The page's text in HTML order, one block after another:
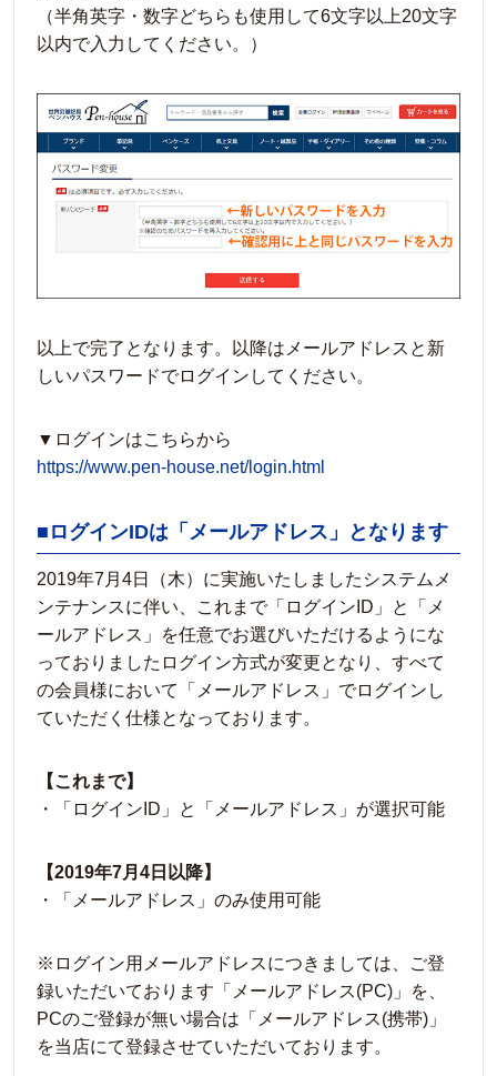
（半角英字・数字どちらも使用して6文字以上20文字
以内で入力してください。）
以上で完了となります。以降はメールアドレスと新
しいパスワードでログインしてください。
▼ログインはこちらから
https://www.pen-house.net/login.html
■ログインIDは「メールアドレス」となります
2019年7月4日（木）に実施いたしましたシステムメ
ンテナンスに伴い、これまで「ログインID」と「メ
ールアドレス」を任意でお選びいただけるようにな
っておりましたログイン方式が変更となり、すべて
の会員様において「メールアドレス」でログインし
ていただく仕様となっております。
【これまで】
・「ログインID」と「メールアドレス」が選択可能
【2019年7月4日以降】
・「メールアドレス」のみ使用可能
※ログイン用メールアドレスにつきましては、ご登
録いただいております「メールアドレス(PC)」を、
PCのご登録が無い場合は「メールアドレス(携帯)」
を当店にて登録させていただいております。